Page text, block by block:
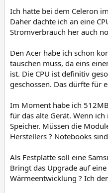
Ich hatte bei dem Celeron
Daher dachte ich an eine
Stromverbrauch her auch
Den Acer habe ich schon
tauschen muss, da eins
ist. Die CPU ist definitiv
geschossen. Das dürfte für
Im Moment habe ich
für das alte Gerät. Wenn
Speicher. Müssen die
Herstellers ? Notebooks
Als Festplatte soll eine
Bringt das Upgrade auf
Wärmeentwicklung ? Ich